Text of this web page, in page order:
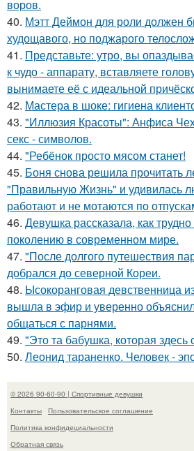
воров.
40. Мэтт Деймон для роли должен
худощавого, но поджарого
41. Представьте: утро, вы
к чудо - аппарату, вставляете
вынимаете её с идеальной
42. Мастера в шоке: гигиена
43. "Иллюзия Красоты": Анфиса
секс - символов.
44. "Ребёнок просто мясом станет!
45. Боня снова решила прочитать
"Правильную Жизнь" и удивилась
работают и не мотаются по
46. Девушка рассказала, как
поколению в современном мире.
47. "После долгого путешествия
добрался до северной Кореи.
48. Ысокоранговая девственница
вышла в эфир и уверенно
общаться с парнями.
49. "Это та бабушка, которая здесь
50. Леонид тараненко. Человек -
© 2026 90-60-90 | Спортивные девушки
Контакты
Пользовательское соглашение
Политика конфидециальности
Обратная связь